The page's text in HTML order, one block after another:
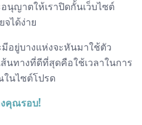
นุญาตให้เราปิดกั้นเว็บไซต์
จได้ง่าย
อยู่บางแห่งจะหันมาใช้ตัว
ทางที่ดีที่สุดคือใช้เวลาในการ
นไซต์โปรด
งคุณรอบ!